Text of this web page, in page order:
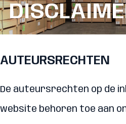
AUTEURSRECHTEN
De auteursrechten op de
website behoren toe aan